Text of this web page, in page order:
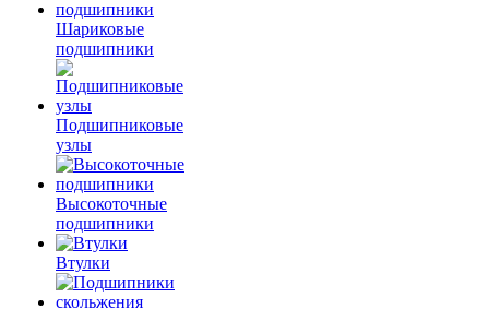
Шариковые
подшипники
Подшипниковые
узлы
Высокоточные
подшипники
Втулки